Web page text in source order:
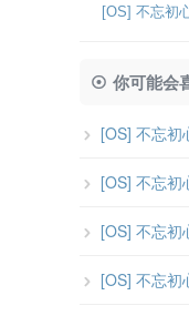
[OS] 不忘初
你可能会
[OS] 不忘
[OS] 不忘
[OS] 不忘
[OS] 不忘